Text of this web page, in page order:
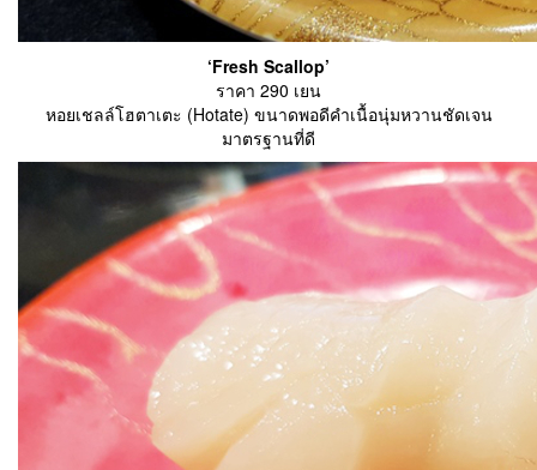
‘Fresh Scallop’
ราคา 290 เยน
หอยเชลล์โฮตาเตะ (Hotate) ขนาดพอดีคำเนื้อนุ่มหวานชัดเจน
มาตรฐานที่ดี